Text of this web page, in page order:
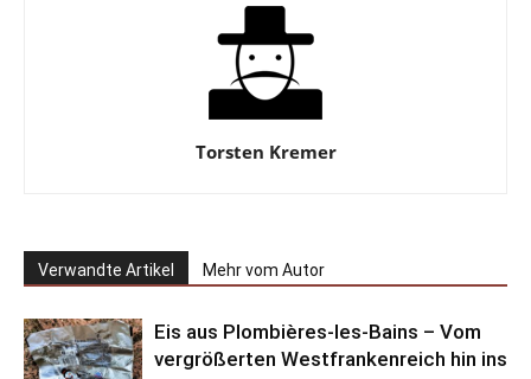
Torsten Kremer
Verwandte Artikel Mehr vom Autor
Eis aus Plombières-les-Bains – Vom
vergrößerten Westfrankenreich hin ins